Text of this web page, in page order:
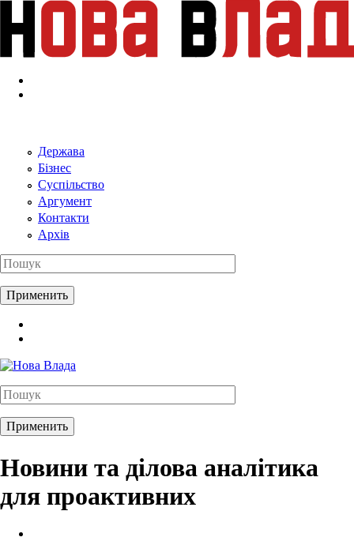
Перейти к основному содержанию
Держава
Бізнес
Суспільство
Аргумент
Контакти
Архів
Новини та ділова аналітика
для проактивних